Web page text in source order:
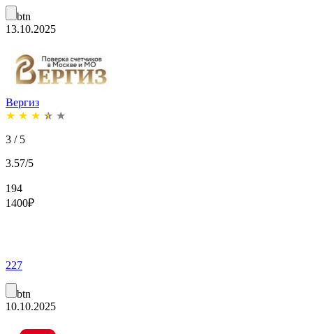
btn
13.10.2025
Вергиз
★ ★ ★ ★ ★
3 / 5
3.57/5
194
1400₽
227
btn
10.10.2025